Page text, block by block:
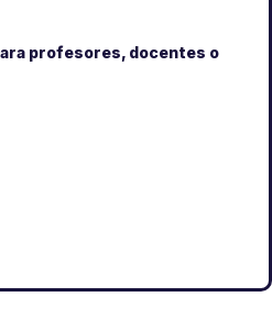
profesores, docentes o